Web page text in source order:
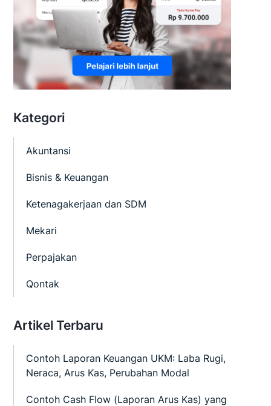
Kategori
Akuntansi
Bisnis & Keuangan
Ketenagakerjaan dan SDM
Mekari
Perpajakan
Qontak
Artikel Terbaru
Contoh Laporan Keuangan UKM: Laba Rugi,
Neraca, Arus Kas, Perubahan Modal
Contoh Cash Flow (Laporan Arus Kas) yang